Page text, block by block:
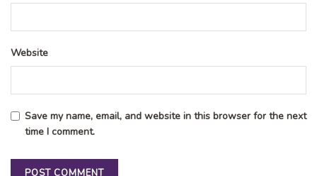
Website
Save my name, email, and website in this browser for the next
time I comment.